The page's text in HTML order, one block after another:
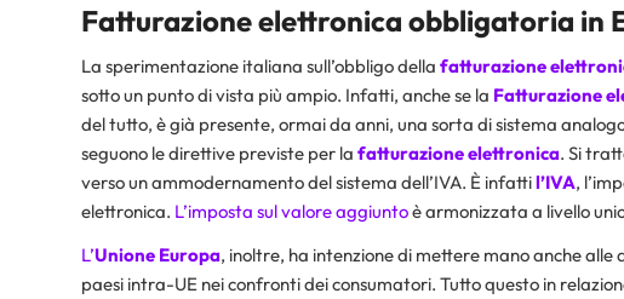
Fatturazione elettronica obbligatoria in
La sperimentazione italiana sull’obbligo della fatturazione
sotto un punto di vista più ampio. Infatti, anche se la Fatturazione
del tutto, è già presente, ormai da anni, una sorta di sistema
seguono le direttive previste per la fatturazioneelettronica. Si
verso un ammodernamento del sistema dell’IVA. È infattil’IVA,
elettronica. L’imposta sul valore aggiuntoè armonizzata a livello
L’Unione Europa, inoltre, ha intenzione di mettere mano anche
paesi intra-UE nei confronti dei consumatori. Tutto questo in